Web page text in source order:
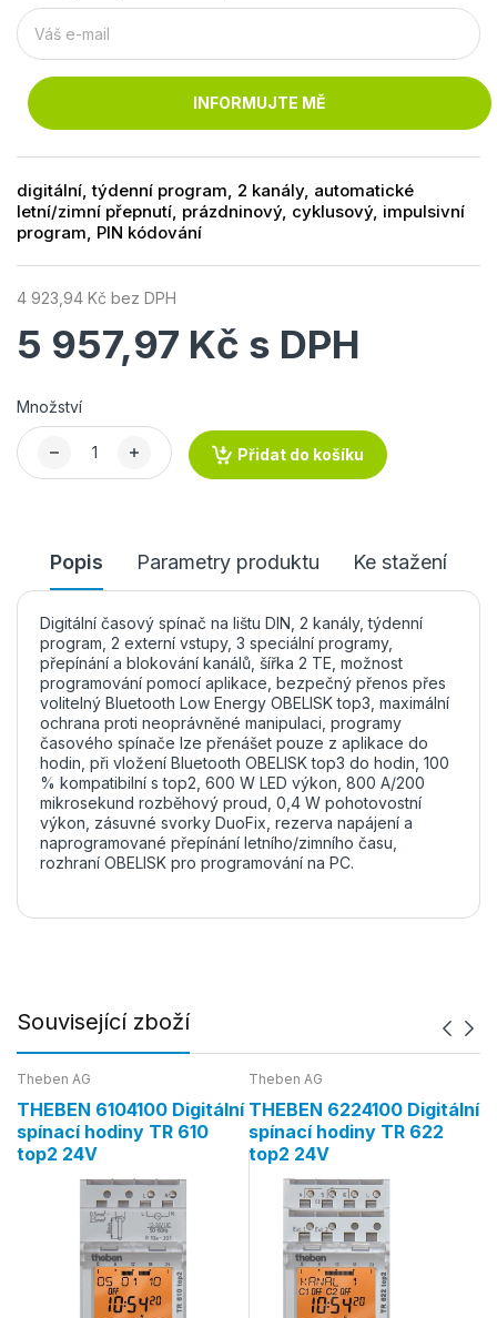
INFORMUJTE MĚ
digitální, týdenní program, 2 kanály, automatické
letní/zimní přepnutí, prázdninový, cyklusový, impulsivní
program, PIN kódování
4 923,94 Kč bez DPH
5 957,97 Kč s DPH
Množství
Přidat do košíku
Popis Parametry produktu Ke stažení
Digitální časový spínač na lištu DIN, 2 kanály, týdenní
program, 2 externí vstupy, 3 speciální programy,
přepínání a blokování kanálů, šířka 2 TE, možnost
programování pomocí aplikace, bezpečný přenos přes
volitelný Bluetooth Low Energy OBELISK top3, maximální
ochrana proti neoprávněné manipulaci, programy
časového spínače lze přenášet pouze z aplikace do
hodin, při vložení Bluetooth OBELISK top3 do hodin, 100
% kompatibilní s top2, 600 W LED výkon, 800 A/200
mikrosekund rozběhový proud, 0,4 W pohotovostní
výkon, zásuvné svorky DuoFix, rezerva napájení a
naprogramované přepínání letního/zimního času,
rozhraní OBELISK pro programování na PC.
Související zboží
Theben AG
THEBEN 6104100 Digitální
spínací hodiny TR 610
top2 24V
Theben AG
THEBEN 6224100 Digitální
spínací hodiny TR 622
top2 24V